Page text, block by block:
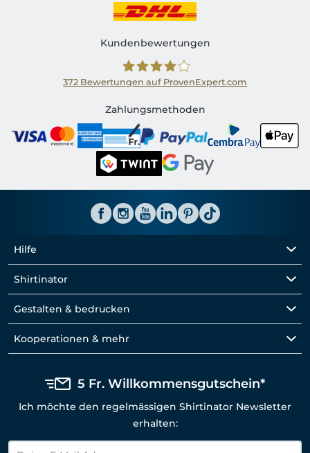
Kundenbewertungen
Shirtinator CH
372 Bewertungen auf ProvenExpert.com
Zahlungsmethoden
Hilfe
Shirtinator
Gestalten & bedrucken
Kooperationen & mehr
5 Fr. Willkommensgutschein*
Ich möchte den regelmässigen Shirtinator Newsletter
erhalten: